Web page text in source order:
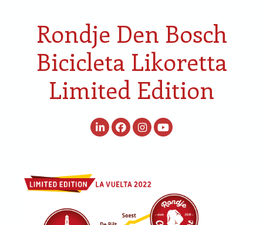
Rondje Den Bosch
Bicicleta Likoretta
Limited Edition